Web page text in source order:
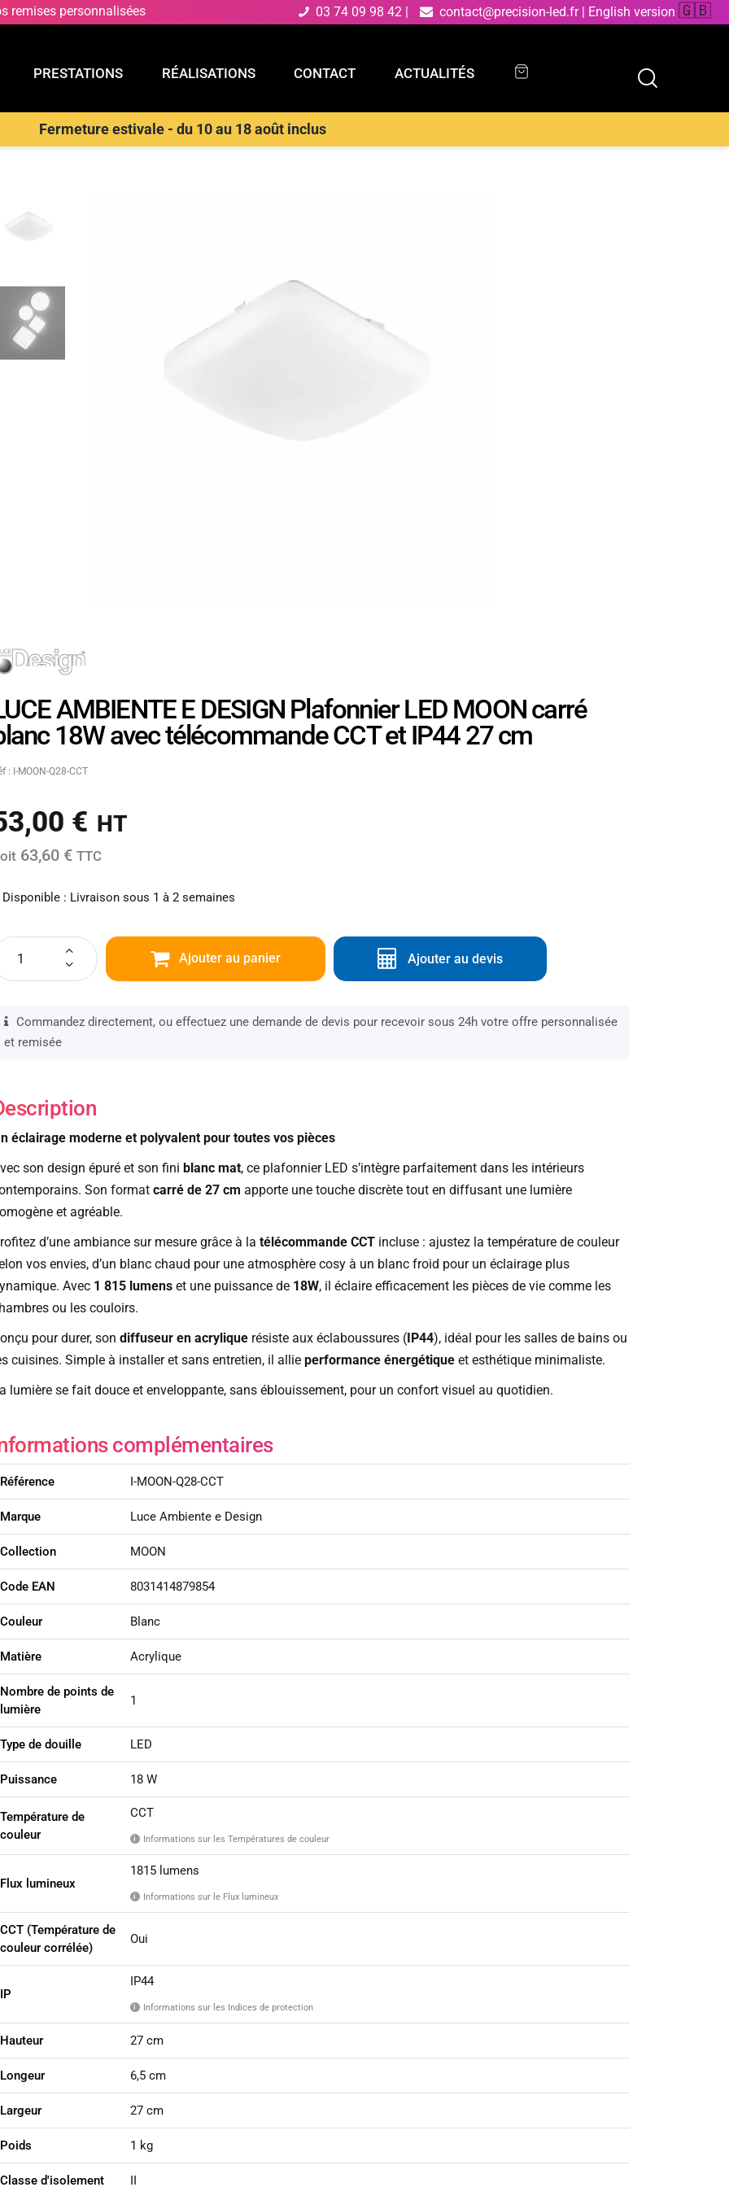
remises personnalisées 03 74 09 98 42 | contact@precision-led.fr | English version 🇬🇧
PRESTATIONS RÉALISATIONS CONTACT ACTUALITÉS
Fermeture estivale - du 10 au 18 août inclus
PRESTATIONS RÉALISATIONS CONTACT
Plafonniers en saillie>LUCE AMBIENTE E DESIGN Plafonnier LED MOON carré blanc 18W avec télécommande
AMBIENTE E DESIGN Plafonnier LED MOON carré
18W avec télécommande CCT et IP44 27 cm
: I-MOON-Q28-CCT
€ HT
63,60 € TTC
Disponible : Livraison sous 1 à 2 semaines
Ajouter au panier Ajouter au devis
Commandez directement, ou effectuez une demande de devis pour recevoir sous 24h votre offre personnalisée
et remisée
éclairage moderne et polyvalent pour toutes vos pièces
son design épuré et son fini blanc mat, ce plafonnier LED s’intègre parfaitement dans les intérieurs
Son format carré de 27 cm apporte une touche discrète tout en diffusant une lumière
et agréable.
d’une ambiance sur mesure grâce à la télécommande CCTincluse : ajustez la température de couleur
vos envies, d’un blanc chaud pour une atmosphère cosy à un blanc froid pour un éclairage plus
Avec 1 815 lumenset une puissance de 18W, il éclaire efficacement les pièces de vie comme les
ou les couloirs.
pour durer, son diffuseur en acryliquerésiste aux éclaboussures (IP44), idéal pour les salles de bains ou
cuisines. Simple à installer et sans entretien, il allie performance énergétiqueet esthétique minimaliste.
lumière se fait douce et enveloppante, sans éblouissement, pour un confort visuel au quotidien.
complémentaires
Référence I-MOON-Q28-CCT
Marque Luce Ambiente e Design
Collection MOON
Code EAN 8031414879854
Couleur Blanc
Matière Acrylique
Nombre de points de
lumière
1
Type de douille LED
Puissance 18 W
Température de
couleur
CCT
i Informations sur les Températures de couleur
Flux lumineux
1815 lumens
i Informations sur le Flux lumineux
CCT (Température de
couleur corrélée)
Oui
IP
IP44
i Informations sur les Indices de protection
Hauteur 27 cm
Longeur 6,5 cm
Largeur 27 cm
Poids 1 kg
Classe d'isolement II